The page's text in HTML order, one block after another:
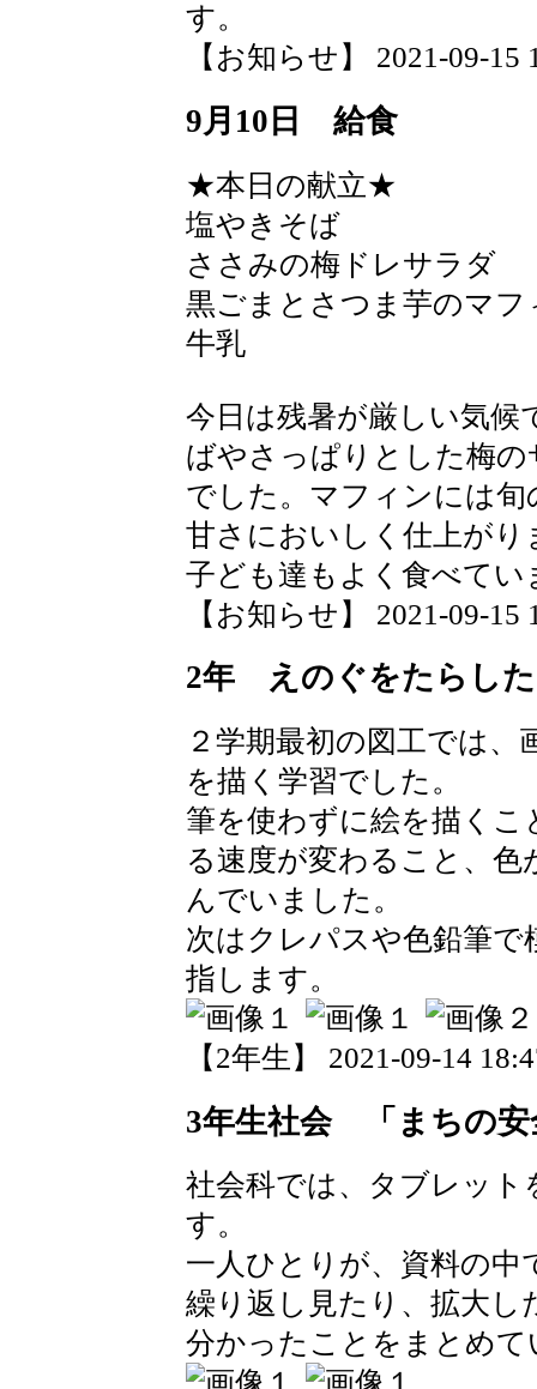
す。
【お知らせ】 2021-09-15
9月10日 給食
★本日の献立★
塩やきそば
ささみの梅ドレサラダ
黒ごまとさつま芋のマフ
牛乳
今日は残暑が厳しい気候
ばやさっぱりとした梅
でした。マフィンには
甘さにおいしく仕上がり
子ども達もよく食べてい
【お知らせ】 2021-09-15
2年 えのぐをたらし
２学期最初の図工では
を描く学習でした。
筆を使わずに絵を描く
る速度が変わること、
んでいました。
次はクレパスや色鉛筆で
指します。
【2年生】 2021-09-14
3年生社会 「まちの安
社会科では、タブレット
す。
一人ひとりが、資料の
繰り返し見たり、拡大し
分かったことをまとめて